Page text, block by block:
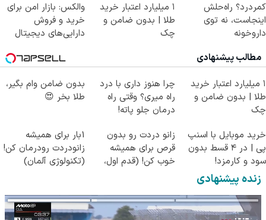
کمردرد؟ راه‌حلش
اینجاست، نه توی
داروخونه
۱ میلیارد اعتبار خرید
طلا | بدون ضامن و
چک
والکس: بازار امن برای
خرید و فروش
دارایی‌های دیجیتال
مطالب پیشنهادی
۱ میلیارد اعتبار خرید
طلا | بدون ضامن و
چک
چرا هنوز داری با درد
راه میری؟ وقتی راه
درمان جلو پاته!
بدون ضامن وام بگیر،
طلا بخر 😍
خرید موبایل با اسنپ
پی | در ۴ قسط بدون
سود و کارمزد!
زانو دردت رو بدون
قرص برای همیشه
خوب کن! (قدم اول،
1بار برای همیشه
زانودردت رودرمان کن!
(تکنولوژی آلمان)
زنده پیشنهادی